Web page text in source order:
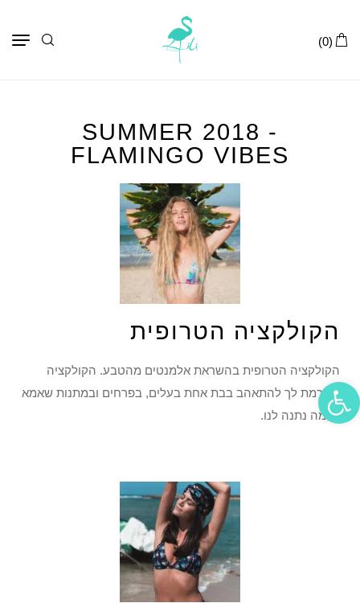
(0)
SUMMER 2018 -
FLAMINGO VIBES
הקולקציה הטרופית
הקולקציה הטרופית בהשראת אלמנטים מהטבע. הקולקציה
שגורמת לך להתאהב בבת אחת בעלים, בפרחים ובמתנות שאמא
אדמה נתנה לנו.
פתח סרגל נגישות